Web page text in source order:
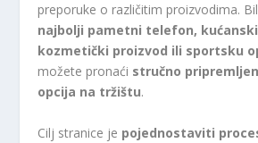
preporuke o različitim proizvodima.
najbolji pametni telefon,
kozmetički proizvod ili sportsku
možete pronaći stručno
opcija na tržištu.
Cilj stranice je pojednostaviti